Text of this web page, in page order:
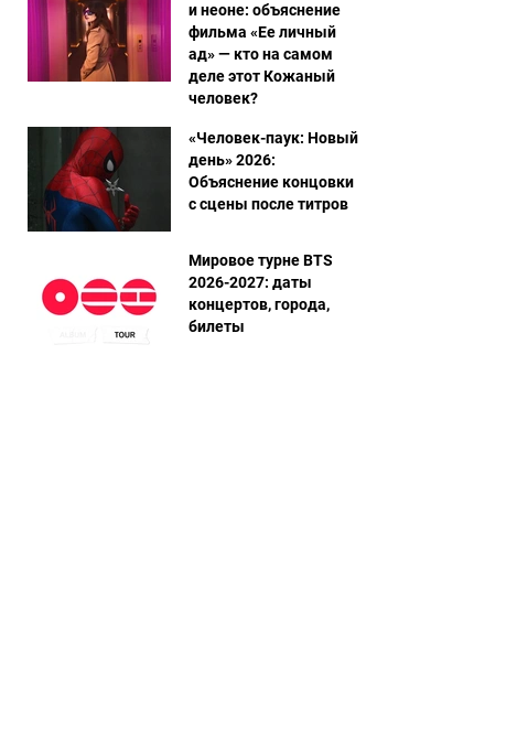
и неоне: объяснение
фильма «Ее личный
ад» — кто на самом
деле этот Кожаный
человек?
«Человек-паук: Новый
день» 2026:
Объяснение концовки
с сцены после титров
Мировое турне BTS
2026-2027: даты
концертов, города,
билеты